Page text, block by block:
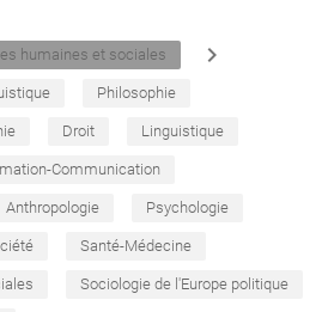
humaines et sociales navigate_next
Philosophie
Droit Linguistique
Communication
Anthropologie Psychologie
Santé-Médecine
Sociologie de l'Europe politique